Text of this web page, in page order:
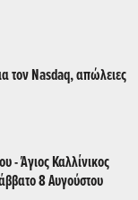
τον Nasdaq, απώλειες
- Άγιος Καλλίνικος
8 Αυγούστου